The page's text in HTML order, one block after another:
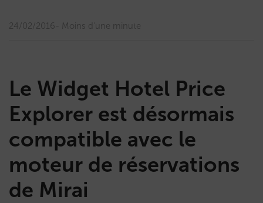
24/02/2016 Moins d'une minute
Le Widget Hotel Price
Explorer est désormais
compatible avec le
moteur de réservations
de Mirai